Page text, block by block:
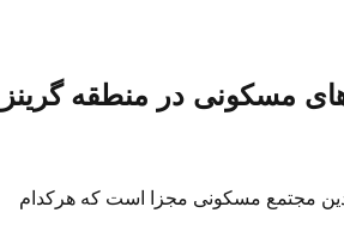
مسکونی در منطقه گرینز
مجتمع مسکونی مجزا است که هرکدام